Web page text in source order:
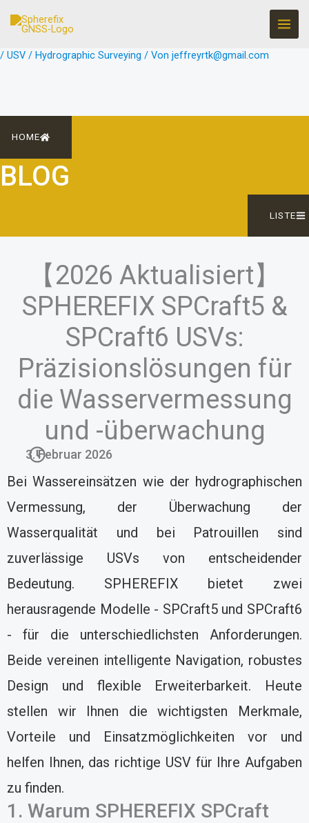
Inhalt
/ USV / Hydrographic Surveying / Von jeffreyrtk@gmail.com
HOME
BLOG
LISTE
【2026 Aktualisiert】
SPHEREFIX SPCraft5 &
SPCraft6 USVs:
Präzisionslösungen für
die Wasservermessung
und -überwachung
3. Februar 2026
Bei Wassereinsätzen wie der hydrographischen
Vermessung, der Überwachung der
Wasserqualität und bei Patrouillen sind
zuverlässige USVs von entscheidender
Bedeutung. SPHEREFIX bietet zwei
herausragende Modelle - SPCraft5 und SPCraft6
- für die unterschiedlichsten Anforderungen.
Beide vereinen intelligente Navigation, robustes
Design und flexible Erweiterbarkeit. Heute
stellen wir Ihnen die wichtigsten Merkmale,
Vorteile und Einsatzmöglichkeiten vor und
helfen Ihnen, das richtige USV für Ihre Aufgaben
zu finden.
1. Warum SPHEREFIX SPCraft